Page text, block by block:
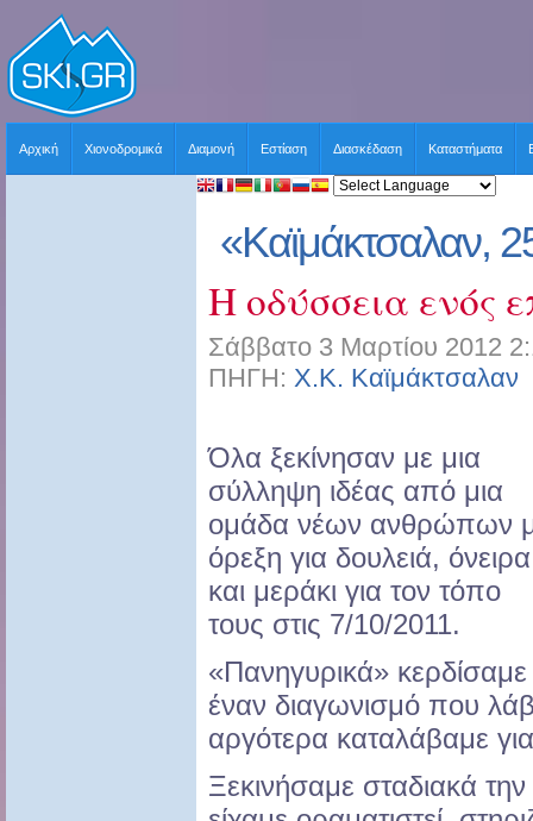
Αρχική Χιονοδρομικά Διαμονή Εστίαση Διασκέδαση Καταστήματα
«Καϊμάκτσαλαν,
Η οδύσσεια ενός
Σάββατο 3 Μαρτίου 2012
ΠΗΓΗ: Χ.Κ. Καϊμάκτσαλαν
Όλα ξεκίνησαν με μια
σύλληψη ιδέας από μια
ομάδα νέων ανθρώπων
όρεξη για δουλειά, όνειρα
και μεράκι για τον τόπο
τους στις 7/10/2011.
«Πανηγυρικά» κερδίσαμε
έναν διαγωνισμό που
αργότερα καταλάβαμε
Ξεκινήσαμε σταδιακά